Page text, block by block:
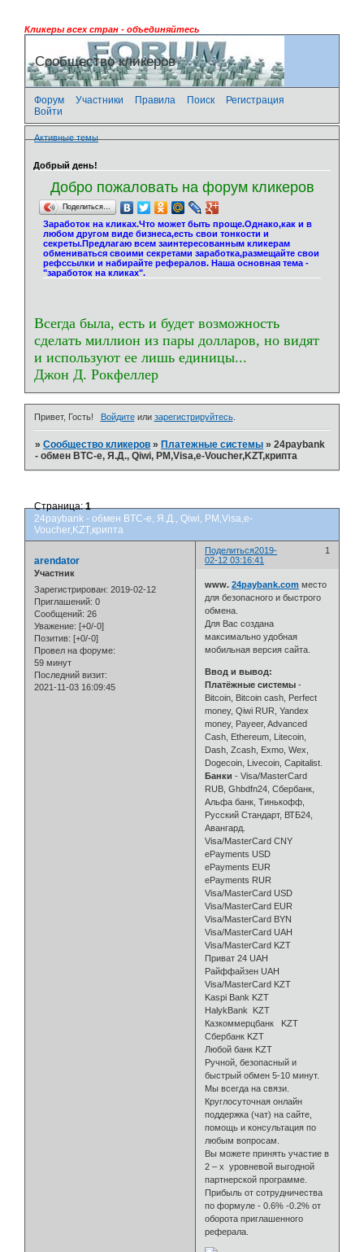
Кликеры всех стран - объединяйтесь
Сообщество кликеров
Форум Участники Правила Поиск
Регистрация
Войти
Активные темы
Добрый день!
Добро пожаловать на форум кликеров
Поделиться…
Заработок на кликах.Что может быть проще.Однако,как и в
любом другом виде бизнеса,есть свои тонкости и
секреты.Предлагаю всем заинтересованным кликерам
обмениваться своими секретами заработка,размещайте свои
рефссылки и набирайте рефералов. Наша основная тема -
"заработок на кликах".
Всегда была, есть и будет возможность
сделать миллион из пары долларов, но видят
и используют ее лишь единицы...
Джон Д. Рокфеллер
Привет, Гость! Войдитеили зарегистрируйтесь.
»Сообщество кликеров » Платежные системы »24paybank
- обмен BTC-e, Я.Д., Qiwi, PM,Visa,e-Voucher,KZT,крипта
24paybank - обмен BTC-e, Я.Д., Qiwi, PM,Visa,e-
Voucher,KZT,крипта
Страница:1
Поделиться 1
2019-
02-12 03:16:41
arendator
Участник
Зарегистрирован: 2019-02-12
Приглашений: 0
Сообщений: 26
Уважение: [+0/-0]
Позитив: [+0/-0]
Провел на форуме:
59 минут
Последний визит:
2021-11-03 16:09:45
www.24paybank.com место
для безопасного и быстрого
обмена.
Для Вас создана
максимально удобная
мобильная версия сайта.
Ввод и вывод:
Платёжные системы -
Bitcoin, Bitcoin cash, Perfect
money, Qiwi RUR, Yandex
money, Payeer, Advanced
Cash, Ethereum, Litecoin,
Dash, Zcash, Exmo, Wex,
Dogecoin, Livecoin, Capitalist.
Банки - Visa/MasterCard
RUB, Ghbdfn24, Сбербанк,
Альфа банк, Тинькофф,
Русский Стандарт, ВТБ24,
Авангард.
Visa/MasterCard CNY
ePayments USD
ePayments EUR
ePayments RUR
Visa/MasterCard USD
Visa/MasterCard EUR
Visa/MasterCard BYN
Visa/MasterCard UAH
Visa/MasterCard KZT
Приват 24 UAH
Райффайзен UAH
Visa/MasterCard KZT
Kaspi Bank KZT
HalykBank KZT
Казкоммерцбанк KZT
Сбербанк KZT
Любой банк KZT
Ручной, безопасный и
быстрый обмен 5-10 минут.
Мы всегда на связи.
Круглосуточная онлайн
поддержка (чат) на сайте,
помощь и консультация по
любым вопросам.
Вы можете принять участие в
2 – х уровневой выгодной
партнерской программе.
Прибыль от сотрудничества
по формуле - 0.6% -0.2% от
оборота приглашенного
реферала.